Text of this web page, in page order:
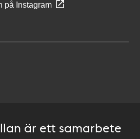
på Instagram
är ett samarbete